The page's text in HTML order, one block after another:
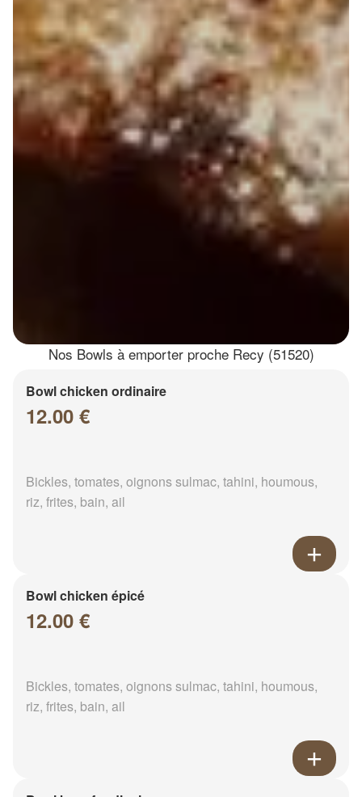
Nos Bowls à emporter proche Recy (51520)
Bowl chicken ordinaire
12.00 €
Bickles, tomates, oignons sulmac, tahini, houmous,
riz, frites, bain, ail
Bowl chicken épicé
12.00 €
Bickles, tomates, oignons sulmac, tahini, houmous,
riz, frites, bain, ail